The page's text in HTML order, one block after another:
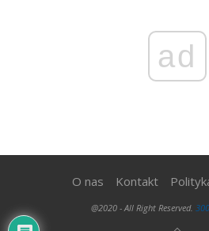
ad
O nas Kontakt
@2020 - All Right Reserved.